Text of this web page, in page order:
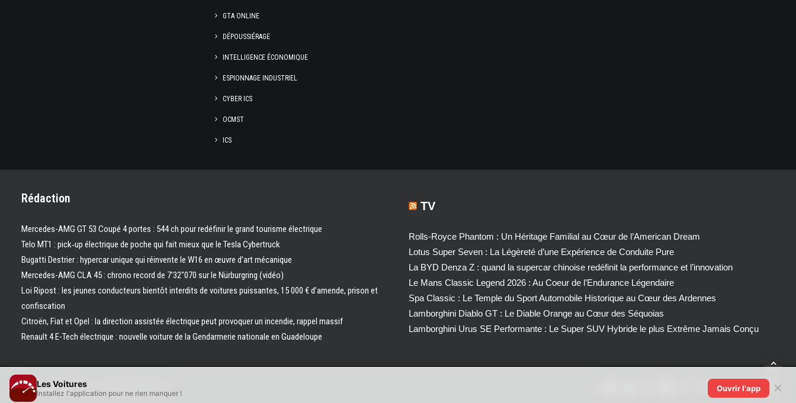
GTA ONLINE
DÉPOUSSIÉRAGE
INTELLIGENCE ÉCONOMIQUE
ESPIONNAGE INDUSTRIEL
CYBER ICS
OCMST
ICS
Rédaction
Mercedes-AMG GT 53 Coupé 4 portes : 544 ch pour redéfinir le grand tourisme électrique
Telo MT1 : pick‑up électrique de poche qui fait mieux que le Tesla Cybertruck
Bugatti Destrier : hypercar unique qui réinvente le W16 en œuvre d’art mécanique
Mercedes-AMG CLA 45 : chrono record de 7’32″070 sur le Nürburgring (vidéo)
Loi Ripost : les jeunes conducteurs bientôt interdits de voitures puissantes, 15 000 € d’amende, prison et
confiscation
Citroën, Fiat et Opel : la direction assistée électrique peut provoquer un incendie, rappel massif
Renault 4 E-Tech électrique : nouvelle voiture de la Gendarmerie nationale en Guadeloupe
TV
Rolls-Royce Phantom : Un Héritage Familial au Cœur de l’American Dream
Lotus Super Seven : La Légèreté d’une Expérience de Conduite Pure
La BYD Denza Z : quand la supercar chinoise redéfinit la performance et l’innovation
Le Mans Classic Legend 2026 : Au Coeur de l’Endurance Légendaire
Spa Classic : Le Temple du Sport Automobile Historique au Cœur des Ardennes
Lamborghini Diablo GT : Le Diable Orange au Cœur des Séquoias
Lamborghini Urus SE Performante : Le Super SUV Hybride le plus Extrême Jamais Conçu
© 2026 Les Voitures. | Tous droits réservés.
Les Voitures
Installez l'application pour ne rien manquer !
Ouvrir l'app ✕